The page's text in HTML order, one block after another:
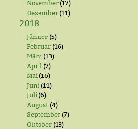
November (17)
Dezember (11)
2018
Jänner (5)
Februar (16)
März (13)
April (7)
Mai (16)
Juni (11)
Juli (6)
August (4)
September (7)
Oktober (13)